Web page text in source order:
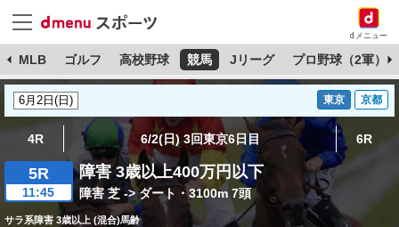
dメニュー
MLB ゴルフ 高校野球 競馬 Jリーグ プロ野球（2軍）
東京 京都
4R 6/2(日) 3回東京6日目 6R
5R
11:45
障害 3歳以上400万円以下
障害 芝 -> ダート・3100m 7頭
サラ系障害 3歳以上 (混合)馬齢